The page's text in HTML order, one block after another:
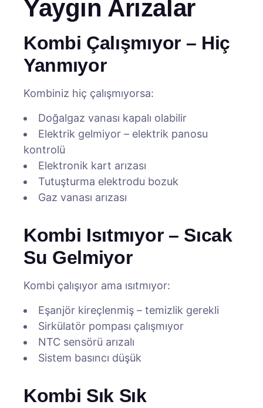
Yaygın Arızalar
Kombi Çalışmıyor – Hiç
Yanmıyor
Kombiniz hiç çalışmıyorsa:
Doğalgaz vanası kapalı olabilir
Elektrik gelmiyor – elektrik panosu
kontrolü
Elektronik kart arızası
Tutuşturma elektrodu bozuk
Gaz vanası arızası
Kombi Isıtmıyor – Sıcak
Su Gelmiyor
Kombi çalışıyor ama ısıtmıyor:
Eşanjör kireçlenmiş – temizlik gerekli
Sirkülatör pompası çalışmıyor
NTC sensörü arızalı
Sistem basıncı düşük
Kombi Sık Sık